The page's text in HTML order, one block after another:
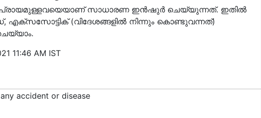
പ്രായമുള്ളവയെയാണ് സാധാരണ ഇൻഷുർ ചെയ്യുന്നത്. ഇതിൽ
(വിദേശങ്ങളിൽ നിന്നും കൊണ്ടുവന്നത്)
11:46 AM IST